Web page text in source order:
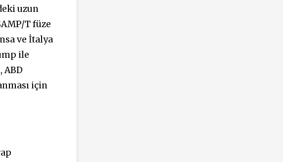
uzun
T füze
ve İtalya
ile
ABD
için